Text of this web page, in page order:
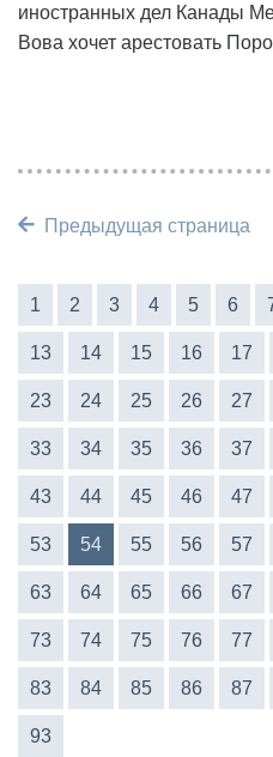
иностранных дел Канады
Вова хочет арестовать
Предыдущая страница
1 2 3 4 5 6
13 14 15 16 17
23 24 25 26 27
33 34 35 36 37
43 44 45 46 47
53 54 55 56 57
63 64 65 66 67
73 74 75 76 77
83 84 85 86 87
93